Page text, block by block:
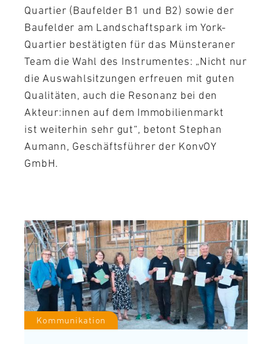
Quartier (Baufelder B1 und B2) sowie der
Baufelder am Landschaftspark im York-
Quartier bestätigten für das Münsteraner
Team die Wahl des Instrumentes: „Nicht nur
die Auswahlsitzungen erfreuen mit guten
Qualitäten, auch die Resonanz bei den
Akteur:innen auf dem Immobilienmarkt
ist weiterhin sehr gut“, betont Stephan
Aumann, Geschäftsführer der KonvOY
GmbH.
Kommunikation